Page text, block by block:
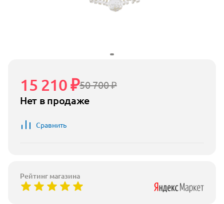
50 700 ₽
15 210 ₽
Нет в продаже
Сравнить
Рейтинг магазина